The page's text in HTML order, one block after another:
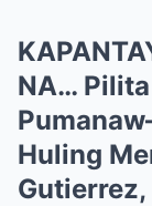
NA…
Huling
Gutierrez,